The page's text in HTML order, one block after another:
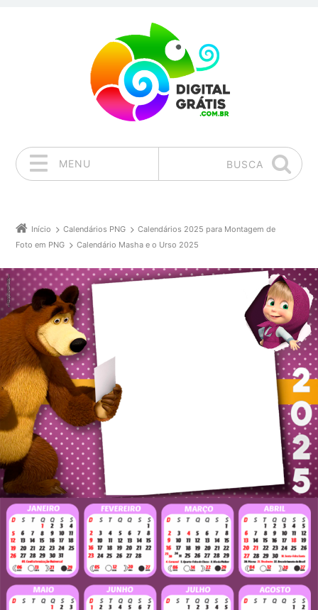
MENU BUSCA
Início Calendários PNG
Calendários 2025 para Montagem de
Foto em PNG
Calendário Masha e o Urso 2025